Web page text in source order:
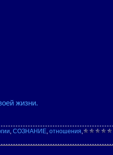
жизни.
, СОЗНАНИЕ, отношения,